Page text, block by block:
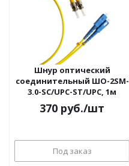
Шнур оптический
соединительный ШО-2SM-
3.0-SC/UPC-ST/UPC, 1м
370 руб./шт
Под заказ